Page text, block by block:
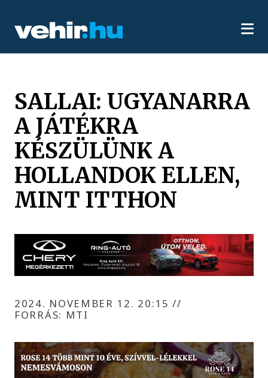
SALLAI: UGYANARRA
A JÁTÉKRA
KÉSZÜLÜNK A
HOLLANDOK ELLEN,
MINT ITTHON
2024. NOVEMBER 12. 20:15//
FORRÁS: MTI